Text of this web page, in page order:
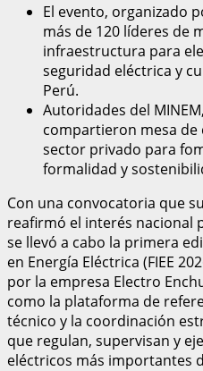
El evento, organizado
más de 120 líderes de
infraestructura para
seguridad eléctrica y
Perú.
Autoridades del
compartieron mesa de
sector privado para
formalidad y
Con una convocatoria que
reafirmó el interés nacional
se llevó a cabo la primera
en Energía Eléctrica (FIEE
por la empresa Electro
como la plataforma de
técnico y la coordinación
que regulan, supervisan y
eléctricos más importantes